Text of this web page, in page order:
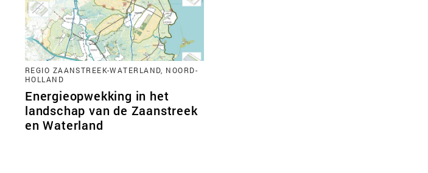
REGIO ZAANSTREEK-WATERLAND, NOORD-
HOLLAND
Energieopwekking in het
landschap van de Zaanstreek
en Waterland